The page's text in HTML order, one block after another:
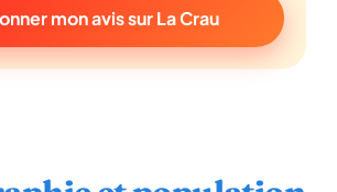
mon avis sur La Crau